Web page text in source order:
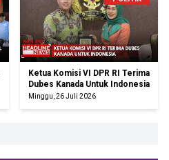
Ketua Komisi VI DPR RI Terima
Dubes Kanada Untuk Indonesia
Minggu, 26 Juli 2026